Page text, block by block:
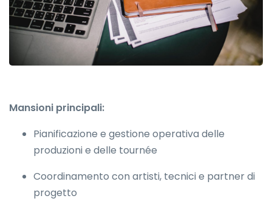
Mansioni principali:
Pianificazione e gestione operativa delle
produzioni e delle tournée
Coordinamento con artisti, tecnici e partner di
progetto